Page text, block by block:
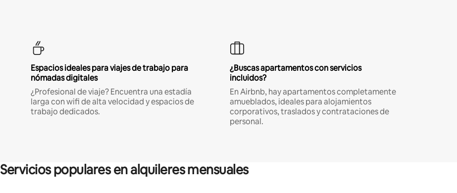
Espacios ideales para viajes de trabajo para
nómadas digitales
¿Profesional de viaje? Encuentra una estadía
larga con wifi de alta velocidad y espacios de
trabajo dedicados.
¿Buscas apartamentos con servicios
incluidos?
En Airbnb, hay apartamentos completamente
amueblados, ideales para alojamientos
corporativos, traslados y contrataciones de
personal.
Servicios populares en alquileres mensuales